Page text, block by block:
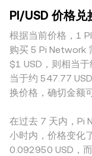
簿流动性更易出现
在短时间内对订单
两种资产储备的比
y/x；当有较大成交
沿曲线滑动，从而
自身订单簿撮合和
PI/USD
充提的要求、主网
台的可得流动性，
景下，PI 的交易对
价，若 USDT 相
会间接反映到 PI/
价差，但在充提受
货的跨所流动不够
异。
PI/USD 价格兑
根据当前价格，1
购买 5 Pi Network
$1 USD，则相当
当于约 547.77
换价格，确切金额
在过去 7 天内，Pi
小时内，价格变化
0.092950 USD，